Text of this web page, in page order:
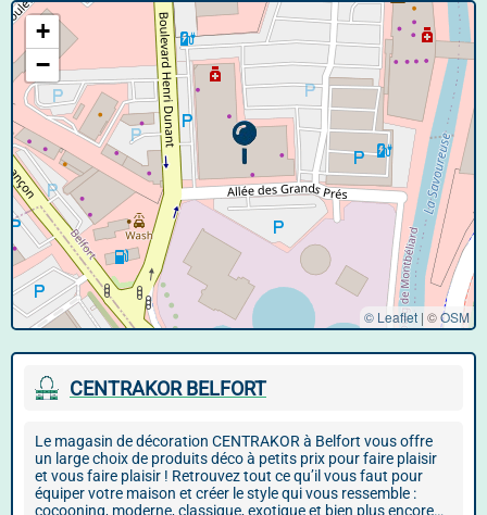
+
−
© Leaflet | ©OSM
CENTRAKOR BELFORT
Le magasin de décoration CENTRAKOR à Belfort vous offre
un large choix de produits déco à petits prix pour faire plaisir
et vous faire plaisir ! Retrouvez tout ce qu’il vous faut pour
équiper votre maison et créer le style qui vous ressemble :
cocooning, moderne, classique, exotique et bien plus encore…